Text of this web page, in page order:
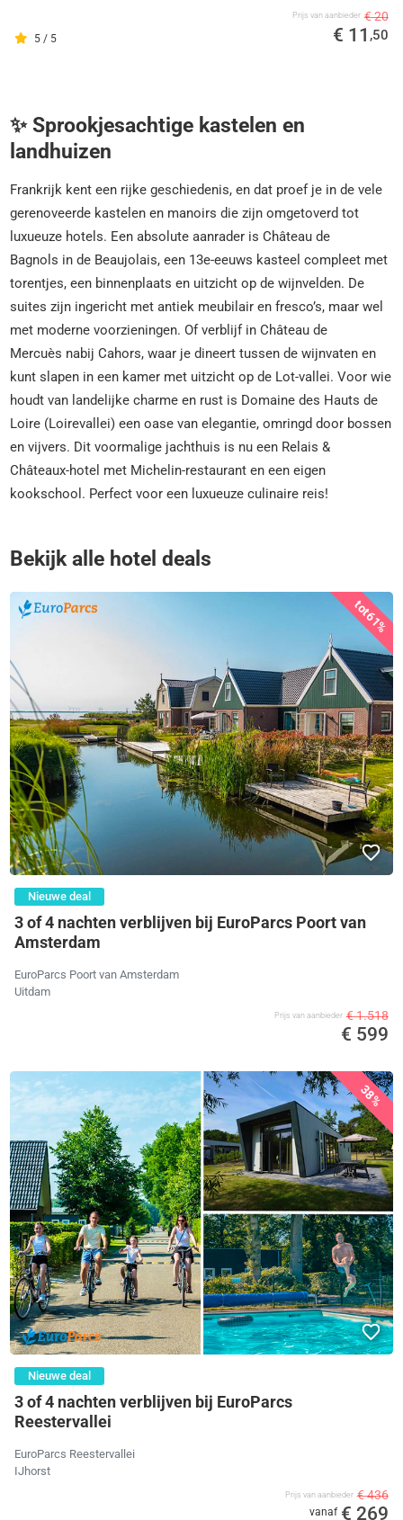
5 / 5
Prijs van aanbieder € 20
€ 11 ,50
✨ Sprookjesachtige kastelen en
landhuizen
Frankrijk kent een rijke geschiedenis, en dat proef je in de vele
gerenoveerde kastelen en manoirs die zijn omgetoverd tot
luxueuze hotels. Een absolute aanrader is Château de
Bagnols in de Beaujolais, een 13e-eeuws kasteel compleet met
torentjes, een binnenplaats en uitzicht op de wijnvelden. De
suites zijn ingericht met antiek meubilair en fresco’s, maar wel
met moderne voorzieningen. Of verblijf in Château de
Mercuès nabij Cahors, waar je dineert tussen de wijnvaten en
kunt slapen in een kamer met uitzicht op de Lot-vallei. Voor wie
houdt van landelijke charme en rust is Domaine des Hauts de
Loire (Loirevallei) een oase van elegantie, omringd door bossen
en vijvers. Dit voormalige jachthuis is nu een Relais &
Châteaux-hotel met Michelin-restaurant en een eigen
kookschool. Perfect voor een luxueuze culinaire reis!
Bekijk alle hotel deals
tot
61%
Nieuwe deal
3 of 4 nachten verblijven bij EuroParcs Poort van
Amsterdam
EuroParcs Poort van Amsterdam
Uitdam
Prijs van aanbieder € 1.518
€ 599
38%
Nieuwe deal
3 of 4 nachten verblijven bij EuroParcs
Reestervallei
EuroParcs Reestervallei
IJhorst
Prijs van aanbieder € 436
vanaf € 269